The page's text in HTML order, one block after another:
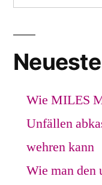
Wie MILES
Unfällen
wehren kann
Wie man den